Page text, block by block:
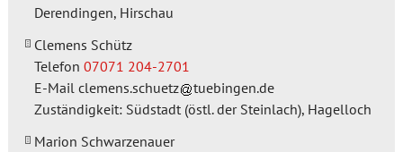
Derendingen, Hirschau
Clemens Schütz
Telefon 07071 204-2701
E-Mail clemens.schuetz
tuebingen.de
Zuständigkeit: Südstadt (östl. der Steinlach), Hagelloch
Marion Schwarzenauer